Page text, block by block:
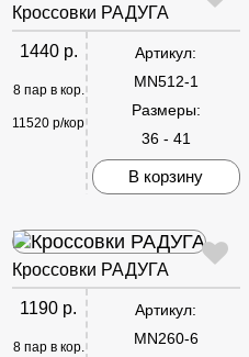
Кроссовки РАДУГА
1440 р.
8 пар в кор.
11520 р/кор
Артикул:
MN512-1
Размеры:
36 - 41
В корзину
Кроссовки РАДУГА
1190 р.
8 пар в кор.
Артикул:
MN260-6